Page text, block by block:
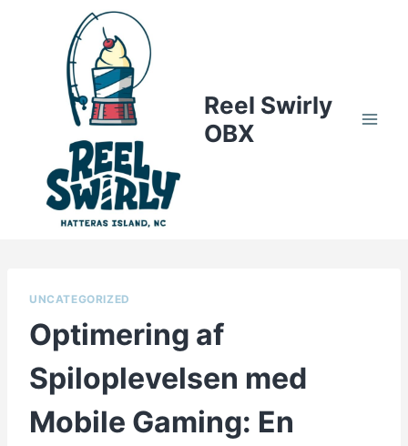
Reel Swirly
OBX
UNCATEGORIZED
Optimering af
Spiloplevelsen med
Mobile Gaming: En